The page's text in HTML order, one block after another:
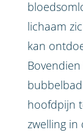
lichaam
kan
hoofdpijn
zwelling in